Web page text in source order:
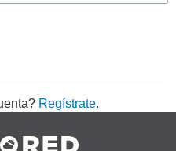
Regístrate.